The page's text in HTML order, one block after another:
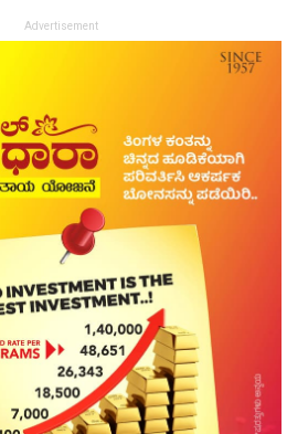
Advertisement